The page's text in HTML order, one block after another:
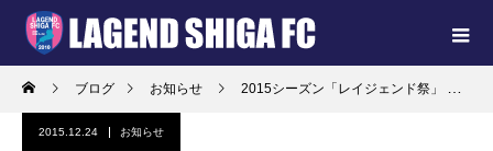
ブログ お知らせ 2015シーズン「レイジェンド祭」 イベント詳細について
2015.12.24 お知らせ